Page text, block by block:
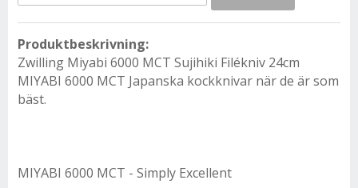
Produktbeskrivning:
Zwilling Miyabi 6000 MCT Sujihiki Filékniv 24cm
MIYABI 6000 MCT Japanska kockknivar när de är som
bäst.
MIYABI 6000 MCT - Simply Excellent